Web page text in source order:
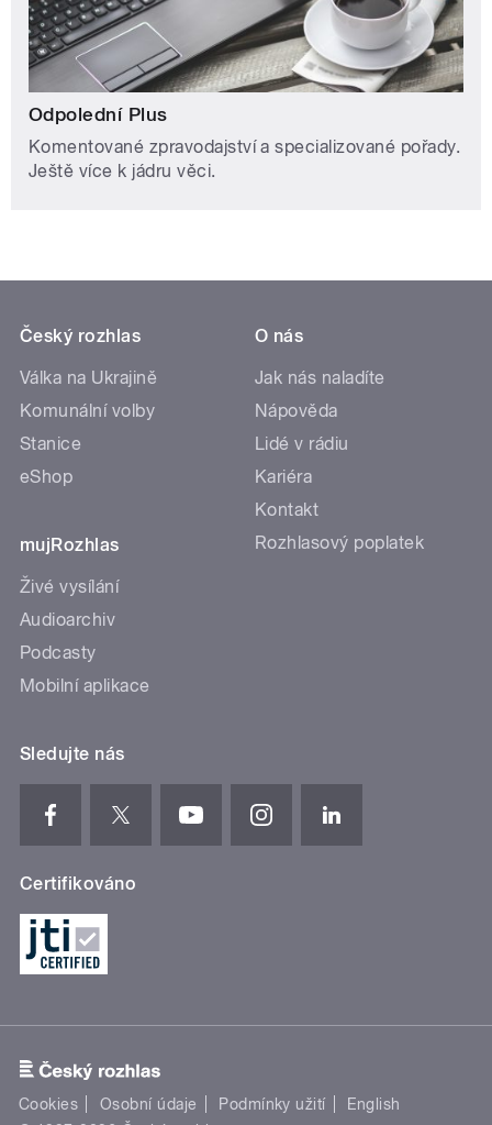
Odpolední Plus
Komentované zpravodajství a specializované pořady.
Ještě více k jádru věci.
Český rozhlas
Válka na Ukrajině
Komunální volby
Stanice
eShop
mujRozhlas
Živé vysílání
Audioarchiv
Podcasty
Mobilní aplikace
O nás
Jak nás naladíte
Nápověda
Lidé v rádiu
Kariéra
Kontakt
Rozhlasový poplatek
Sledujte nás
Certifikováno
Cookies Osobní údaje Podmínky užití
English